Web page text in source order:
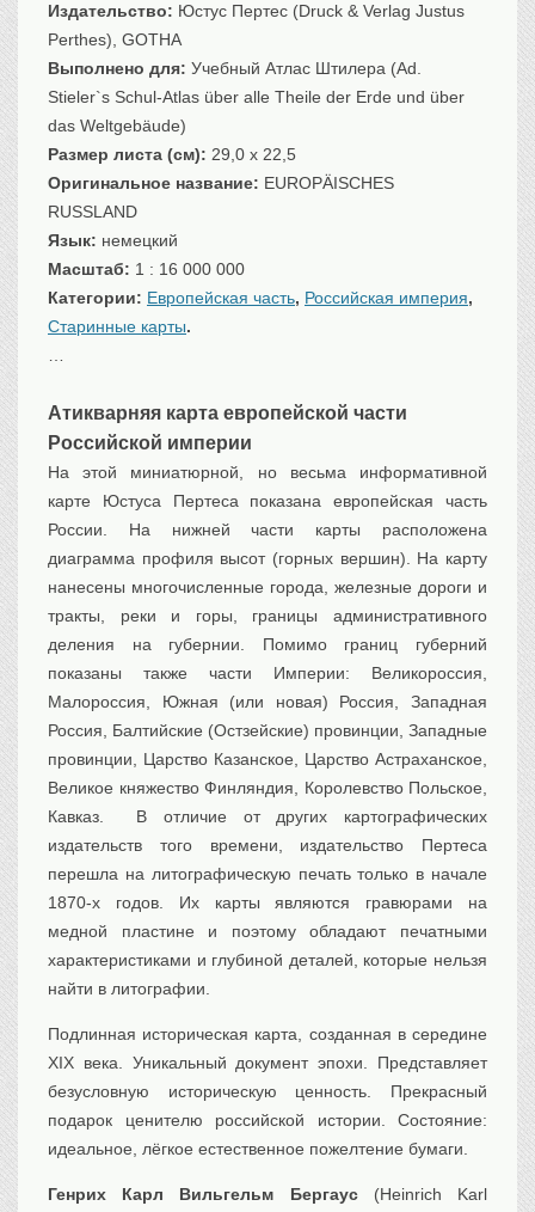
Рыбы, рыбалка
Техника, транспорт, архитектура
Архитектура
Техника
Транспорт
Флот, кораблестроение
Букинистика
Медицина
Оружие, военная атрибутика
Разное
Издательство: Юстус Пертес (Druck & Verlag Justus
Perthes), GOTHA
Выполнено для: Учебный Атлас Штилера (Ad.
Stieler`s Schul-Atlas über alle Theile der Erde und über
das Weltgebäude)
Размер листа (см): 29,0 x 22,5
Оригинальное название: EUROPÄISCHES
RUSSLAND
Язык: немецкий
Масштаб: 1 : 16 000 000
Категории: Европейская часть, Российская империя,
Старинные карты.
Атикварняя карта европейской части
Российской империи
На этой миниатюрной, но весьма информативной
карте Юстуса Пертеса показана европейская часть
России. На нижней части карты расположена
диаграмма профиля высот (горных вершин). На карту
нанесены многочисленные города, железные дороги и
тракты, реки и горы, границы административного
деления на губернии. Помимо границ губерний
показаны также части Империи: Великороссия,
Малороссия, Южная (или новая) Россия, Западная
Россия, Балтийские (Остзейские) провинции, Западные
провинции, Царство Казанское, Царство Астраханское,
Великое княжество Финляндия, Королевство Польское,
Кавказ. В отличие от других картографических
издательств того времени, издательство Пертеса
перешла на литографическую печать только в начале
1870-х годов. Их карты являются гравюрами на
медной пластине и поэтому обладают печатными
характеристиками и глубиной деталей, которые нельзя
найти в литографии.
Подлинная историческая карта, созданная в середине
XIX века. Уникальный документ эпохи. Представляет
безусловную историческую ценность. Прекрасный
подарок ценителю российской истории. Состояние:
идеальное, лёгкое естественное пожелтение бумаги.
Генрих Карл Вильгельм Бергаус(Heinrich Karl